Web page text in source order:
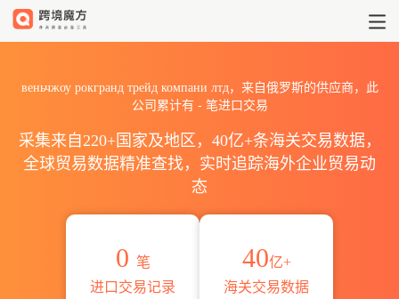
веньчжоу рокгранд трейд компани лтд，来自俄罗斯的供应商，此
公司累计有 -笔进口交易
采集来自220+国家及地区，40亿+条海关交易数据，
全球贸易数据精准查找，实时追踪海外企业贸易动
态
0 笔
进口交易记录
40亿+
海关交易数据